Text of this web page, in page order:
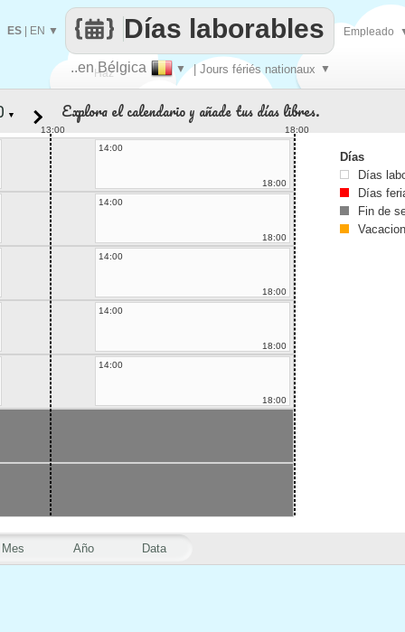
Haz
..en Bélgica ▼ | Jours fériés nationaux ▼
Días laborables
ES EN ▼ Empleado
Mes Año Data
▼ Explora el calendario y añade tus días libres.
13:00
18:00
14:00
18:00
14:00
18:00
14:00
18:00
14:00
18:00
14:00
18:00
Días
Días
Días
Fin de